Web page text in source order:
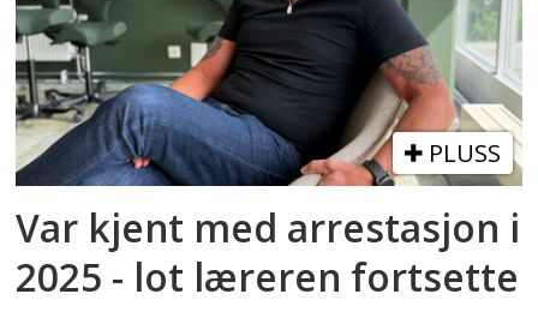
PLUSS
Var kjent med arrestasjon i
2025 - lot læreren fortsette